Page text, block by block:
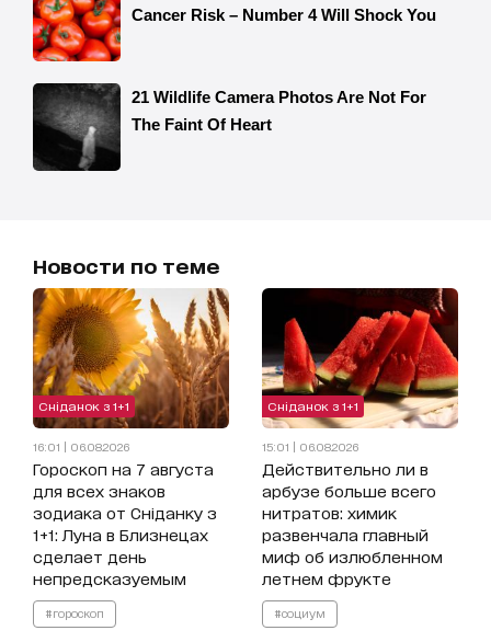
Новости по теме
Сніданок з 1+1
16:01 | 06.08.2026
Гороскоп на 7 августа
для всех знаков
зодиака от Сніданку з
1+1: Луна в Близнецах
сделает день
непредсказуемым
#гороскоп
Сніданок з 1+1
15:01 | 06.08.2026
Действительно ли в
арбузе больше всего
нитратов: химик
развенчала главный
миф об излюбленном
летнем фрукте
#социум